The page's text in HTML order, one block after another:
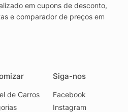
em cupons de desconto,
e comparador de preços em
de Carros
Siga-nos
Facebook
Instagram